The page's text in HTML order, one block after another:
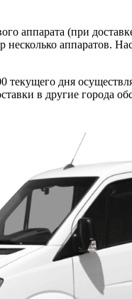
аппарата (при
несколько аппаратов.
дня
в другие города